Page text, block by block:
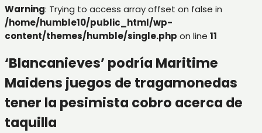
Warning: Trying to access array offset on false in
/home/humble10/public_html/wp-
content/themes/humble/single.php on line 11
‘Blancanieves’ podría Maritime
Maidens juegos de tragamonedas
tener la pesimista cobro acerca de
taquilla